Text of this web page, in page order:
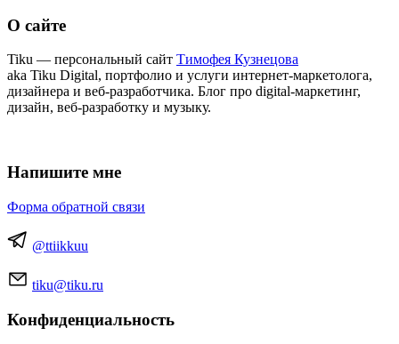
О сайте
Tiku — персональный сайт Тимофея Кузнецова
aka Tiku Digital, портфолио и услуги интернет‑маркетолога,
дизайнера и веб‑разработчика. Блог про digital‑маркетинг,
дизайн, веб‑разработку и музыку.
Напишите мне
Форма обратной связи
@ttiikkuu
tiku@tiku.ru
Конфиденциальность